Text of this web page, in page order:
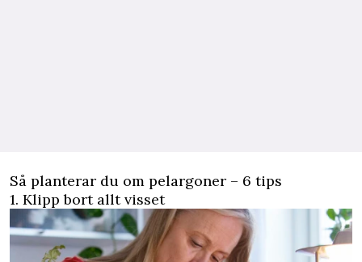
Så planterar du om pelargoner – 6 tips
1. Klipp bort allt visset